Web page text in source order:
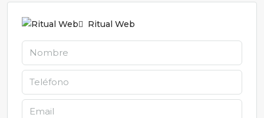
Ritual Web